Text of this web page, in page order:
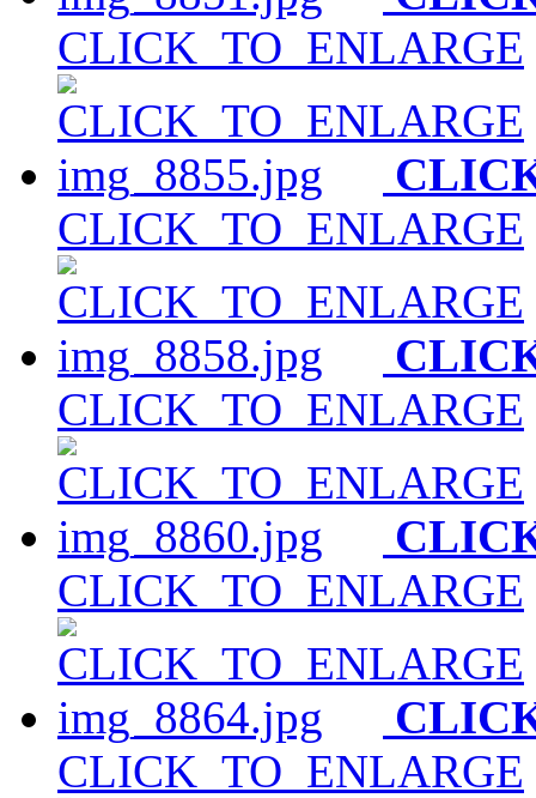
CLICK_TO_ENLARGE
CLICK_TO_ENLARGE
CLICK_TO_ENLARGE
CLICK_TO_ENLARGE
CLICK_TO_ENLARGE